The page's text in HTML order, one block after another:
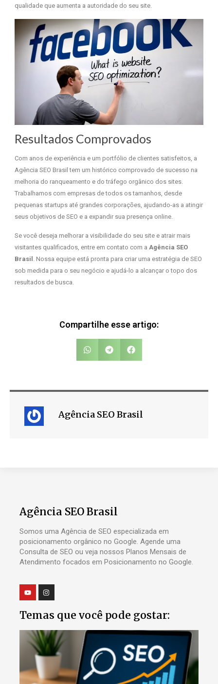
qualidade que aumenta a autoridade do seu site.
Resultados Comprovados
Com anos de experiência e um portfólio de clientes satisfeitos, a
Agência SEO Brasil tem um histórico comprovado de sucesso na
melhoria do ranqueamento e do tráfego orgânico dos sites.
Trabalhamos com empresas de todos os tamanhos, desde
pequenas startups até grandes corporações, ajudando-as a atingir
seus objetivos de SEO e a expandir sua presença online.
Se você deseja melhorar a visibilidade do seu site e atrair mais
visitantes qualificados, entre em contato com a Agência SEO
Brasil . Nossa equipe está pronta para criar uma estratégia de SEO
sob medida para o seu negócio e ajudá-lo a alcançar o topo dos
resultados de busca.
Compartilhe esse artigo:
Agência SEO Brasil
Agência SEO Brasil
Somos uma Agência de SEO especializada em
posicionamento orgânico no Google. Agende uma
Consulta de SEO ou veja nossos Planos Mensais de
Atendimento focados em Posicionamento no Google.
Temas que você pode gostar: